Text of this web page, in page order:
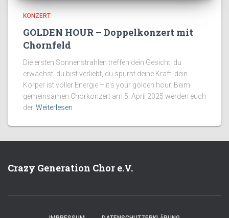
KONZERT
GOLDEN HOUR – Doppelkonzert mit
Chornfeld
Die ersten Sonnenstrahlen treffen dein Gesicht, du
erwachst, du bist verliebt, du spürst deine Kraft, dein
Körper ist voller Energie – it‘s your golden hour. Beim
gemeinsamen Chorkonzert am 5. April 2025 werden euch
der Weiterlesen
Crazy Generation Chor e.V.